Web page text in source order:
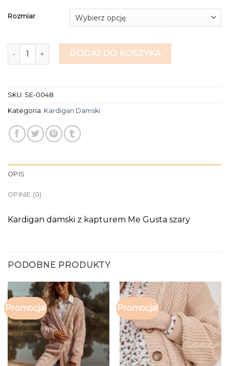
Rozmiar
ilość kardigan damskiDODAJ DO KOSZYKA
SKU: SE-0048
Kategoria: Kardigan Damski
OPIS
OPINIE (0)
Kardigan damski z kapturem Me Gusta szary
PODOBNE PRODUKTY
Promocja! Promocja!